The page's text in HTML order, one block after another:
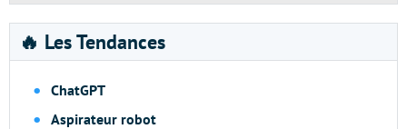
🔥 Les Tendances
ChatGPT
Aspirateur robot